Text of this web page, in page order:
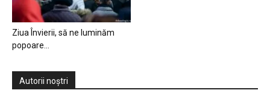
Ziua Învierii, să ne luminăm
popoare…
Autorii noștri